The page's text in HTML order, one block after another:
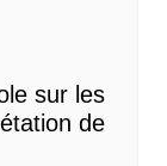
sur les
de